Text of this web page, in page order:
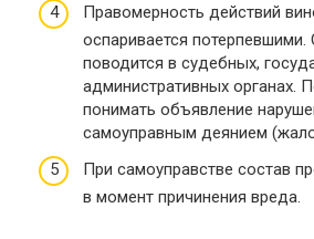
Правомерность действий
оспаривается потерпевшими.
поводится в судебных,
административных органах.
понимать объявление
самоуправным деянием
При самоуправстве состав
в момент причинения вреда.